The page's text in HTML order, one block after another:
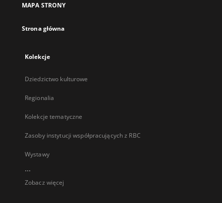
karcie
MAPA STRONY
Strona główna
Kolekcje
Dziedzictwo kulturowe
Regionalia
Kolekcje tematyczne
Zasoby instytucji współpracujących z RBC
Wystawy
...
Zobacz więcej